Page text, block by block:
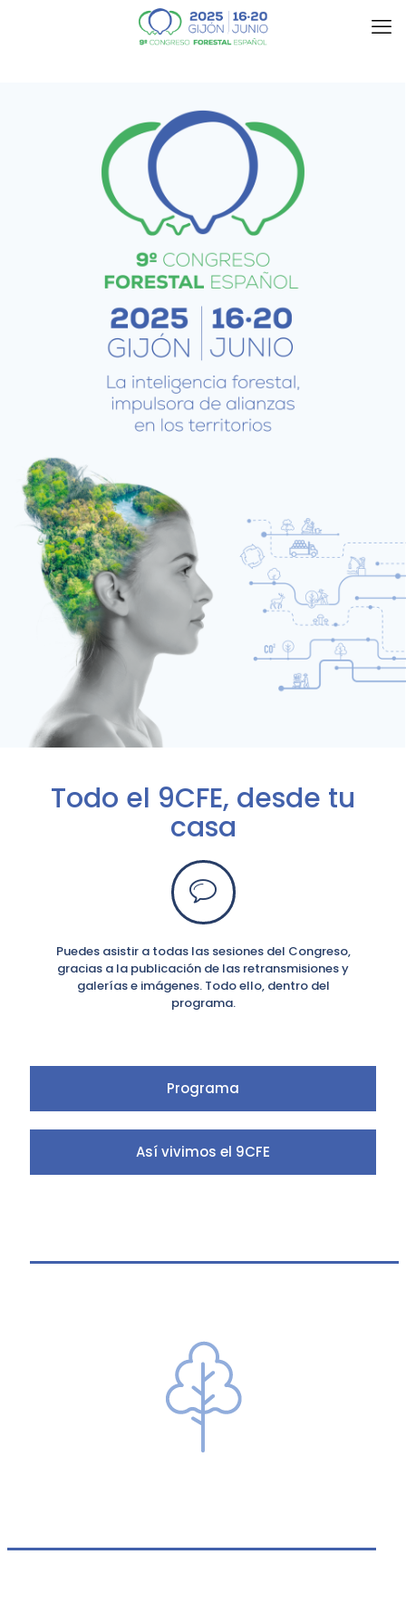
Todo el 9CFE, desde tu
casa
Puedes asistir a todas las sesiones del Congreso,
gracias a la publicación de las retransmisiones y
galerías e imágenes. Todo ello, dentro del
programa.
Programa
Así vivimos el 9CFE